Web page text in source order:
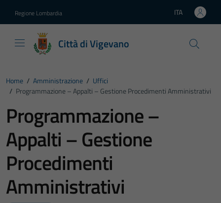
Regione Lombardia Lingua attiva:
ITA
Città di Vigevano
Home / Amministrazione / Uffici
/ Programmazione – Appalti – Gestione Procedimenti Amministrativi
Programmazione –
Appalti – Gestione
Procedimenti
Amministrativi